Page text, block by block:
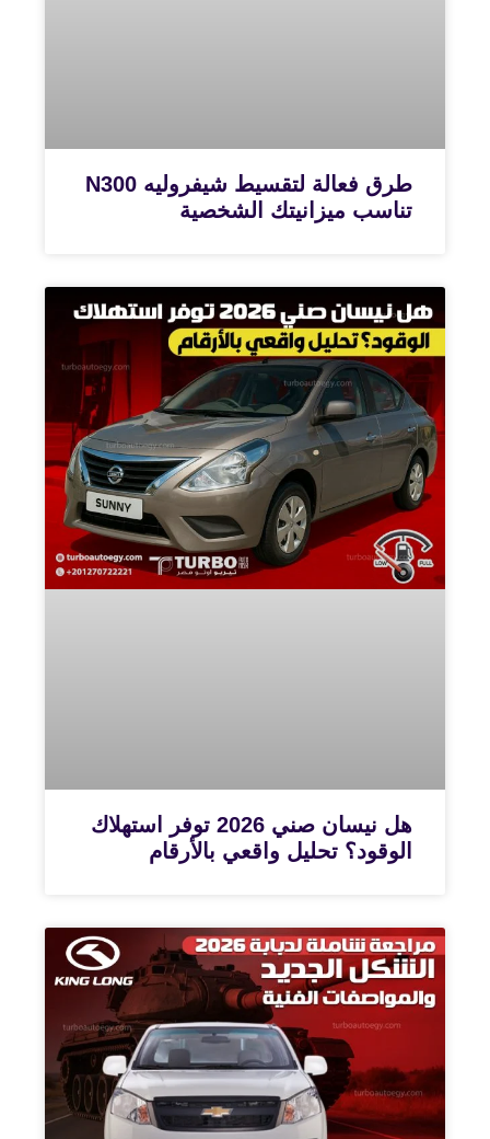
طرق فعالة لتقسيط شيفروليه N300
تناسب ميزانيتك الشخصية
هل نيسان صني 2026 توفر استهلاك
الوقود؟ تحليل واقعي بالأرقام